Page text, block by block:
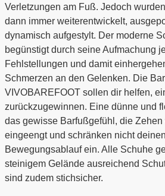
Verletzungen am Fuß. Jedoch
dann immer weiterentwickelt,
dynamisch aufgestylt. Der moderne
begünstigt durch seine Aufmachung
Fehlstellungen und damit
Schmerzen an den Gelenken. Die
VIVOBAREFOOT sollen dir helfen,
zurückzugewinnen. Eine dünne und
das gewisse Barfußgefühl, die
eingeengt und schränken nicht
Bewegungsablauf ein. Alle Schuhe
steinigem Gelände ausreichend
sind zudem stichsicher.